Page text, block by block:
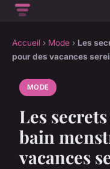
Accueil › Mode › Les
pour des vacances
MODE
Les
bain
vacances